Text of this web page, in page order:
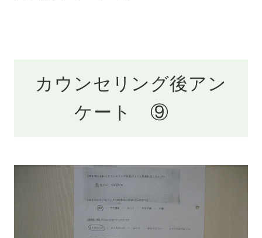
カウンセリング後アン
ケート ⑨